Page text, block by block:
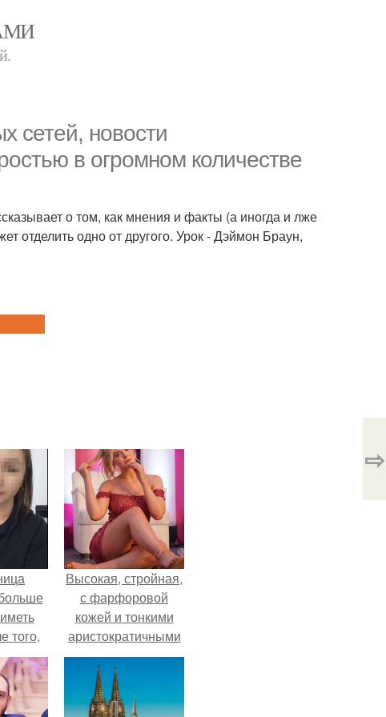
сетей, новости
в огромном количестве
о том, как мнения и факты (а иногда и лже
отделить одно от другого. Урок - Дэймон Браун,
⇨
того,
шестом
и
Высокая, стройная,
с фарфоровой
кожей и тонкими
аристократичными
чертами, эль
выглядит так, будто
сошла с полотна
художника.